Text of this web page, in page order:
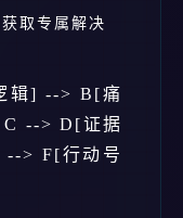
取专属解决
辑] --> B[痛
--> D[证据
> F[行动号